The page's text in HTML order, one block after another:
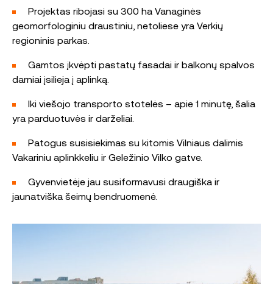
Projektas ribojasi su 300 ha Vanaginės
geomorfologiniu draustiniu, netoliese yra Verkių
regioninis parkas.
Gamtos įkvėpti pastatų fasadai ir balkonų spalvos
darniai įsilieja į aplinką.
Iki viešojo transporto stotelės – apie 1 minutę, šalia
yra parduotuvės ir darželiai.
Patogus susisiekimas su kitomis Vilniaus dalimis
Vakariniu aplinkkeliu ir Geležinio Vilko gatve.
Gyvenvietėje jau susiformavusi draugiška ir
jaunatviška šeimų bendruomenė.